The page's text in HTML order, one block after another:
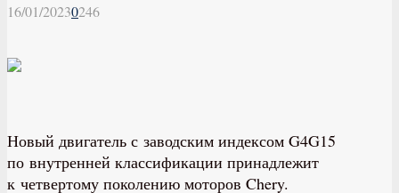
16/01/20230246
Новый двигатель с заводским индексом G4G15
по внутренней классификации принадлежит
к четвертому поколению моторов Chery.